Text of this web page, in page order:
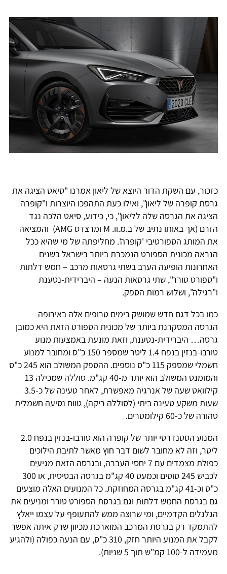
כזכור, עם השקת הדור היוצא של ליאון אמרנו "סיאט הציגה את
גרסת קופרה של ליאון", ואילו כעת התהפכו היוצרות ו"קופרה
הציגה את הגרסה שלה לליאון", כי, כידוע, סיאט הלכה נגד
הזרם (אך באותו נתיב של ב.מ.וו. M ומרצדס AMG) והמציאה
את המותג הספורטיבי 'קופרה'. מחליפתה של מי שהיא ככל
הנראה מכונית הספורט הנמכרת ביותר בישראל בשנים
האחרונות הופיעה הערב בשתי גרסאות מרכב – חמש דלתות
ו"ספורט טורר", שתי גרסאות הנעה – היברידית-נטענת
ו"רגילה", ושלוש רמות הספק.
כמו בכל דגם חדש שמושק בימים טרופים אלה באירופה –
הגרסה המסקרנת ביותר של מכונית הספורט הזאת היא כמובן
גרסה… היברידית-נטענת, וזאת מונעת באמצעות מנוע
טורבו-בנזין בנפח 1.4 ליטר שמספר 150 כ"ס ומחובר למנוע
חשמלי שמספק 115 כ"ס נוספים. ההספק המשולב הוא 245 כ"ס
והמומנט המשולב הוא יותר מ-40 קג"מ. סוללה שמכילה 13
קילוואט שעה של אנרגיה מאפשרת, לאחר טעינה של כ-3.5
שעות משקע טעינה ביתי (לסוללה ריקה), טווח נסיעה חשמלית
טהורה של כ-60 קילומטרים.
המנוע הסטנדרטי יותר של קופרה הוא טורבו-בנזין בנפח 2.0
ליטר, וזה לא מחובר לשום דבר חוץ מאשר לתיבת הילוכים
כפולת מצמדים עם 7 יחסי העברה, ובגרסה הזאת מגיעים
לכביש 245 סוסים וכמעט 40 קג"מ בגרסה הבסיסית, או 300
כ"ס וכ-41 קג"מ בגרסה המחוזקת. כל המנועים האלה מוצעים
גם בגרסת החמש דלתות וגם בגרסת הספורט טורר ומניעים את
הגלגלים הקדמיים, ומי שרוצה ממש להתעופף על עצמו ייאלץ
להתמקד רק בגרסת המרכב המוארכת מכיוון שרק איתה אפשר
לקבל את המנוע היותר חזק, 310 כ"ס, עם הנעה כפולה (ולהגיע
מעמידה ל-100 קמ"ש תוך 5 שניות).